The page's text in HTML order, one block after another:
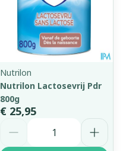
Nutrilon
Nutrilon Lactosevrij Pdr
800g
€ 25,95